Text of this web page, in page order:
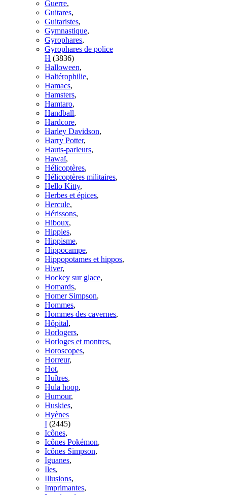
Guerre,
Guitares,
Guitaristes,
Gymnastique,
Gyrophares,
Gyrophares de police
H (3836)
Halloween,
Haltérophilie,
Hamacs,
Hamsters,
Hamtaro,
Handball,
Hardcore,
Harley Davidson,
Harry Potter,
Hauts-parleurs,
Hawaï,
Hélicoptères,
Hélicoptères militaires,
Hello Kitty,
Herbes et épices,
Hercule,
Hérissons,
Hiboux,
Hippies,
Hippisme,
Hippocampe,
Hippopotames et hippos,
Hiver,
Hockey sur glace,
Homards,
Homer Simpson,
Hommes,
Hommes des cavernes,
Hôpital,
Horlogers,
Horloges et montres,
Horoscopes,
Horreur,
Hot,
Huîtres,
Hula hoop,
Humour,
Huskies,
Hyènes
I (2445)
Icônes,
Icônes Pokémon,
Icônes Simpson,
Iguanes,
Iles,
Illusions,
Imprimantes,